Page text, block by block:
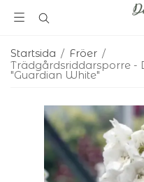
Startsida / Fröer /
Trädgårdsriddarsporre -
"Guardian White"